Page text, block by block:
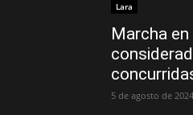
Lara
Marcha
5 de agosto de 2024